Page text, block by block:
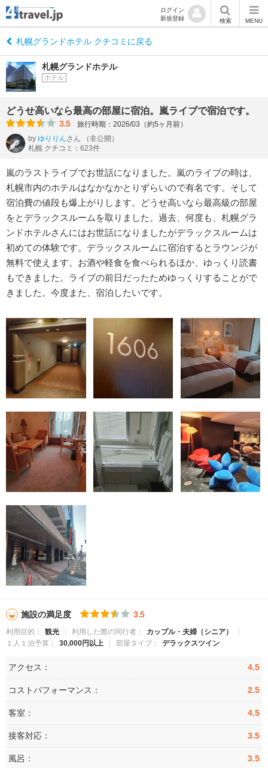
ログイン
新規登録
検索 MENU
札幌グランドホテル クチコミに戻る
札幌グランドホテル
ホテル
どうせ高いなら最高の部屋に宿泊。嵐ライブで宿泊です。
3.5
旅行時期：2026/03（約5ヶ月前）
by ゆりりんさん
（非公開）
札幌 クチコミ：623件
嵐のラストライブでお世話になりました。嵐のライブの時は、
札幌市内のホテルはなかなかとりずらいので有名です。そして
宿泊費の値段も爆上がりします。どうせ高いなら最高級の部屋
をとデラックスルームを取りました。過去、何度も、札幌グラ
ンドホテルさんにはお世話になりましたがデラックスルームは
初めての体験です。デラックスルームに宿泊するとラウンジが
無料で使えます。お酒や軽食を食べられるほか、ゆっくり読書
もできました。ライブの前日だったためゆっくりすることがで
きました。今度また、宿泊したいです。
施設の満足度 3.5
利用目的： 観光 利用した際の同行者：
カップル・夫婦（シニア）
１人１泊予算：
30,000円以上 部屋タイプ： デラックスツイン
アクセス： 4.5
コストパフォーマンス： 2.5
客室： 4.5
接客対応： 3.5
風呂： 3.5